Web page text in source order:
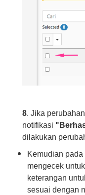
8. Jika
notifikasi
dilakukan
Kemudian
mengecek
keterangan
sesuai dengan